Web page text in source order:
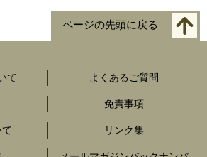
ページの先頭に戻る
て よくあるご質問
免責事項
リンク集